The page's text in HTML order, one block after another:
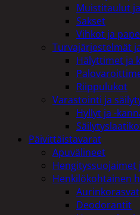
Muistitaulut
Sakset
Vihkot ja
Turvajärjestelmät
Hälyttimet ja
Riippulukot
Varastointi ja
Hyllyt ja -
Päivittäistavarat
Apuvälineet
Henkilökohtainen
Aurinkorasvat
Deodorantit